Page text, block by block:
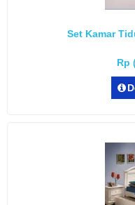
Set Kamar
Rp